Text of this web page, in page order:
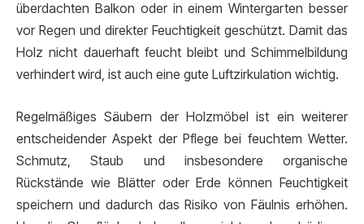
überdachten Balkon oder in einem Wintergarten besser
vor Regen und direkter Feuchtigkeit geschützt. Damit das
Holz nicht dauerhaft feucht bleibt und Schimmelbildung
verhindert wird, ist auch eine gute Luftzirkulation wichtig.
Regelmäßiges Säubern der Holzmöbel ist ein weiterer
entscheidender Aspekt der Pflege bei feuchtem Wetter.
Schmutz, Staub und insbesondere organische
Rückstände wie Blätter oder Erde können Feuchtigkeit
speichern und dadurch das Risiko von Fäulnis erhöhen.